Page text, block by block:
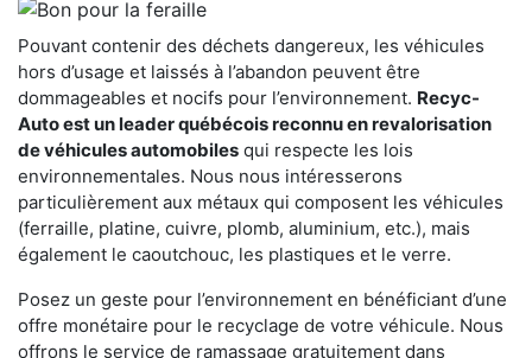
Pouvant contenir des déchets dangereux, les véhicules
hors d’usage et laissés à l’abandon peuvent être
dommageables et nocifs pour l’environnement. Recyc-
Auto est un leader québécois reconnu en revalorisation
de véhicules automobiles qui respecte les lois
environnementales. Nous nous intéresserons
particulièrement aux métaux qui composent les véhicules
(ferraille, platine, cuivre, plomb, aluminium, etc.), mais
également le caoutchouc, les plastiques et le verre.
Posez un geste pour l’environnement en bénéficiant d’une
offre monétaire pour le recyclage de votre véhicule. Nous
offrons le service de ramassage gratuitement dans